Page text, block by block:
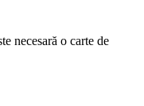
necesară o carte de